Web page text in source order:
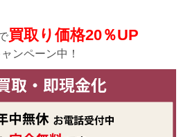
買取り価格20％UP
ンペーン中！